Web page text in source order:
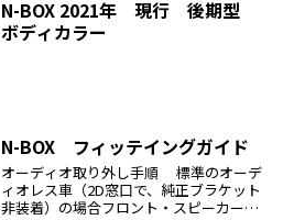
N-BOX 2021年 現行 後期型
ボディカラー
N-BOX フィッテイングガイド
オーディオ取り外し手順 標準のオーデ
ィオレス車（2D窓口で、純正ブラケット
非装着）の場合フロント・スピーカー取